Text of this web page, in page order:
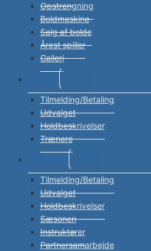
Opstrengning
Boldmaskine
Salg af bolde
Årest spiller
Galleri
Skift
undermenu
Tilmelding/Betaling
Udvalget
Holdbeskrivelser
Trænere
Skift
undermenu
Tilmelding/Betaling
Udvalget
Holdbeskrivelser
Sæsonen
Instruktører
Partnersamarbejde